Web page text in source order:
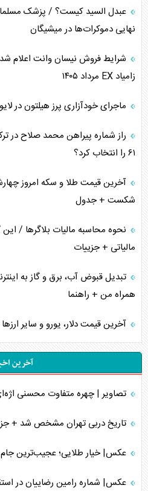
عبدل السید کیست؟ / پزشک مسلمان
نهایی دموکرات‌ها در میشیگان
شرایط فروش نیسان وانت اعلام
زامیاد EX مرداد ۱۴۰۵
ماجرای خودآزاری پرز هیلتون در
راز شماره پیراهن محمد صلاح در
۶۱ را انتخاب کرد؟
شکست + جدول
نحوه محاسبه مالیات بلاگر‌ها / این
مالیاتی + جزییات
تبدیل قبوض آب، برق و گاز به
همراه من + راهنما
آخرین قیمت دلار، یورو و سایر ارز‌ها ۱۲ مرداد ۱۴۰۵ / جدول
آخرین
تصاویر | چهره متفاوت محسنی
تاریخ دربی تهران مشخص شد +
عکس| خیار طلایی؛ عجیب‌ترین جام
عکس| شماره رامین رضاییان در